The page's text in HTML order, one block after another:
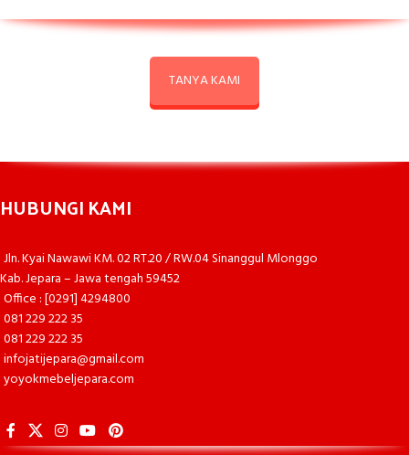
TANYA KAMI
HUBUNGI KAMI
Jln. Kyai Nawawi KM. 02 RT.20 / RW.04 Sinanggul Mlonggo
Kab. Jepara – Jawa tengah 59452
Office : [0291] 4294800
081 229 222 35
081 229 222 35
infojatijepara@gmail.com
yoyokmebeljepara.com